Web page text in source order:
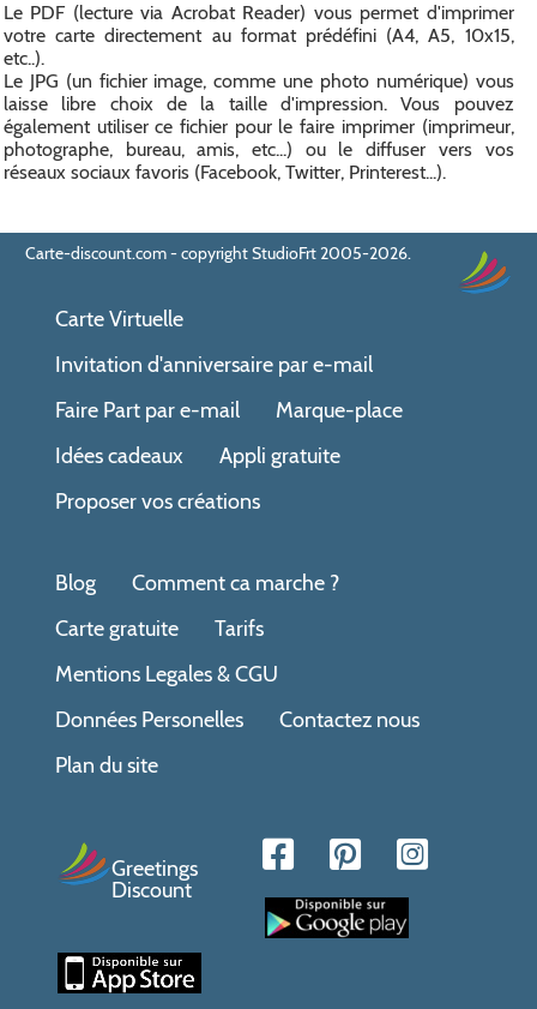
Le PDF (lecture via Acrobat Reader) vous permet d'imprimer
votre carte directement au format prédéfini (A4, A5, 10x15,
etc..).
Le JPG (un fichier image, comme une photo numérique) vous
laisse libre choix de la taille d'impression. Vous pouvez
également utiliser ce fichier pour le faire imprimer (imprimeur,
photographe, bureau, amis, etc...) ou le diffuser vers vos
réseaux sociaux favoris (Facebook, Twitter, Printerest...).
Carte-discount.com - copyright StudioFrt 2005-2026.
Carte Virtuelle
Invitation d'anniversaire par e-mail
Faire Part par e-mail
Marque-place
Idées cadeaux
Appli gratuite
Proposer vos créations
Blog
Comment ca marche ?
Carte gratuite
Tarifs
Mentions Legales & CGU
Données Personelles
Contactez nous
Plan du site
Greetings
Discount